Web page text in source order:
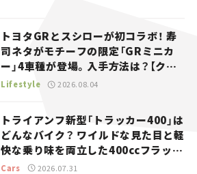
トヨタGRとスシローが初コラボ！ 寿
司ネタがモチーフの限定「GRミニカ
ー」4車種が登場。入手方法は？【クル
マとホビー】
Lifestyle 2026.08.04
トライアンフ新型「トラッカー400」は
どんなバイク？ ワイルドな見た目と軽
快な乗り味を両立した400ccフラット
トラッカー【試乗レビュー】
Cars 2026.07.31